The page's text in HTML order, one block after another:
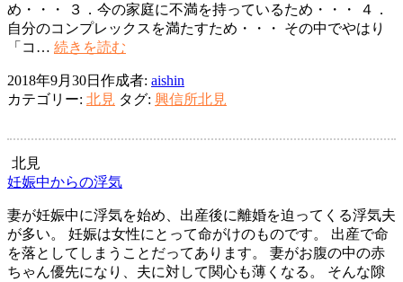
め・・・ ３．今の家庭に不満を持っているため・・・ ４．
自分のコンプレックスを満たすため・・・ その中でやはり
「コ… 続きを読む
浮
気
す
2018年9月30日 作成者: aishin
カテゴリー: 北見 タグ: 興信所北見
北見
妊娠中からの浮気
妻が妊娠中に浮気を始め、出産後に離婚を迫ってくる浮気夫
が多い。 妊娠は女性にとって命がけのものです。 出産で命
を落としてしまうことだってあります。 妻がお腹の中の赤
ちゃん優先になり、夫に対して関心も薄くなる。 そんな隙